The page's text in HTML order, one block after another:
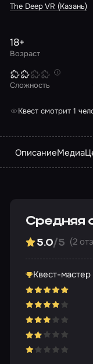
The Deep VR (Казань)
Возраст
18+
Сложность
Квест смотрит 1
ОписаниеМедиа
Средняя
5.0/5 (2
Квест-мастер